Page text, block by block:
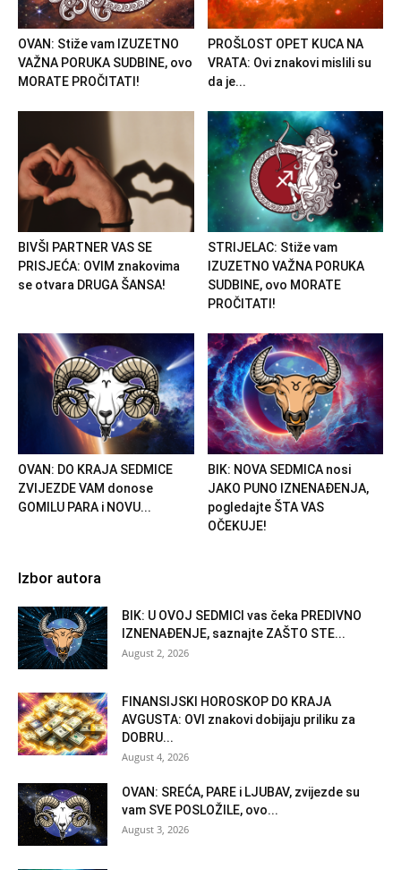
OVAN: Stiže vam IZUZETNO
VAŽNA PORUKA SUDBINE, ovo
MORATE PROČITATI!
PROŠLOST OPET KUCA NA
VRATA: Ovi znakovi mislili su
da je...
BIVŠI PARTNER VAS SE
PRISJEĆA: OVIM znakovima
se otvara DRUGA ŠANSA!
STRIJELAC: Stiže vam
IZUZETNO VAŽNA PORUKA
SUDBINE, ovo MORATE
PROČITATI!
OVAN: DO KRAJA SEDMICE
ZVIJEZDE VAM donose
GOMILU PARA i NOVU...
BIK: NOVA SEDMICA nosi
JAKO PUNO IZNENAĐENJA,
pogledajte ŠTA VAS
OČEKUJE!
Izbor autora
BIK: U OVOJ SEDMICI vas čeka PREDIVNO
IZNENAĐENJE, saznajte ZAŠTO STE...
August 2, 2026
FINANSIJSKI HOROSKOP DO KRAJA
AVGUSTA: OVI znakovi dobijaju priliku za
DOBRU...
August 4, 2026
OVAN: SREĆA, PARE i LJUBAV, zvijezde su
vam SVE POSLOŽILE, ovo...
August 3, 2026